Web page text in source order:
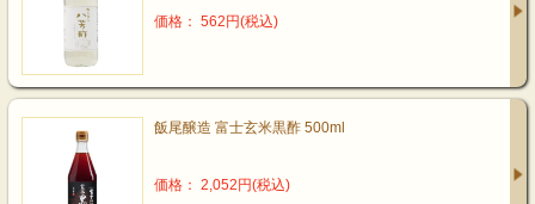
価格： 562円(税込)
飯尾醸造 富士玄米黒酢 500ml
価格： 2,052円(税込)